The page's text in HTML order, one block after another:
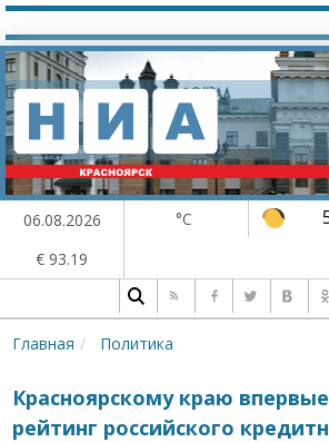
06.08.2026 °C
€ 93.19
Главная Политика
Красноярскому краю
рейтинг российского